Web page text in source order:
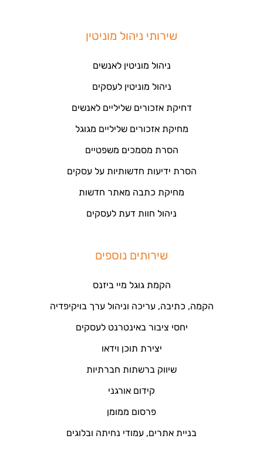
שירותי ניהול מוניטין
ניהול מוניטין לאנשים
ניהול מוניטין לעסקים
דחיקת אזכורים שליליים לאנשים
מחיקת אזכורים שליליים מגוגל
הסרת מסמכים משפטיים
הסרת ידיעות חדשותיות על עסקים
מחיקת כתבה מאתר חדשות
ניהול חוות דעת לעסקים
שירותים נוספים
הקמת גוגל מיי ביזנס
הקמה, כתיבה, עריכה וניהול ערך בויקיפדיה
יחסי ציבור באינטרנט לעסקים
יצירת תוכן וידאו
שיווק ברשתות חברתיות
קידום אורגני
פרסום ממומן
בניית אתרים, עמודי נחיתה ובלוגים